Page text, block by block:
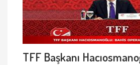
TFF Başkanı